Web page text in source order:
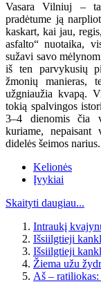
Vasara Vilniuj –
pradėtume ją
kaskart, kai jau,
asfalto“ nuotaika,
sužavi savo
iš ten parvykusių
žmonių manieras,
užgniaužia kvapą.
tokią spalvingos
3–4 dienomis čia
kuriame,
didelės šeimos narius.
Kelionės
Įvykiai
Skaityti daugiau...
Intraukį
Išsiilgtieji
Išsiilgtieji
Žiema užu
Aš –